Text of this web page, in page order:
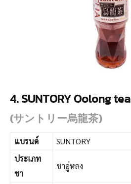
4. SUNTORY Oolong tea
(サントリー烏龍茶)
แบรนด์
SUNTORY
ประเภท
ชา
ชาอู่หลง